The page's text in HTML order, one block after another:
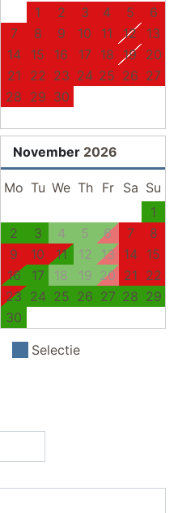
1
2 3 4 5
6
7
8 9 10 11 12
13
14
15 16 17 18 19 20
21
22 23 24 25 26 27
28 29 30
November 2026
Mo Tu We Th Fr Sa Su
1
2
3 4 5 6 7
8
9
10 11 12 13 14
15
16
17 18 19 20 21 22
23 24 25 26 27 28 29
30
Selectie